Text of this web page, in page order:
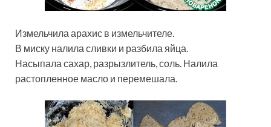
Измельчила арахис в измельчителе.
В миску налила сливки и разбила яйца.
Насыпала сахар, разрызлитель, соль. Налила
растопленное масло и перемешала.